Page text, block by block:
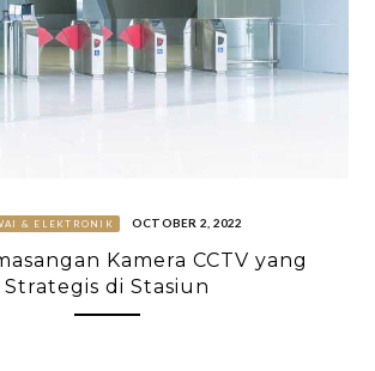
& ELEKTRONIK OCTOBER 2, 2022
Kamera CCTV yang
Strategis di Stasiun